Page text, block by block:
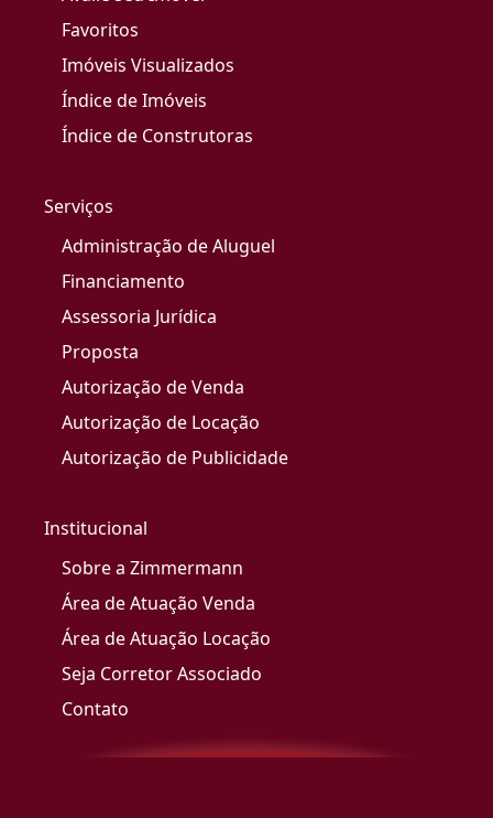
Favoritos
Imóveis Visualizados
Índice de Imóveis
Índice de Construtoras
Serviços
Administração de Aluguel
Financiamento
Assessoria Jurídica
Proposta
Autorização de Venda
Autorização de Locação
Autorização de Publicidade
Institucional
Sobre a Zimmermann
Área de Atuação Venda
Área de Atuação Locação
Seja Corretor Associado
Contato